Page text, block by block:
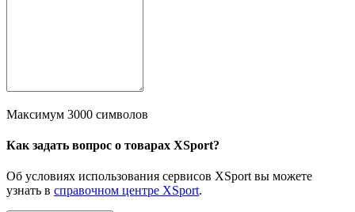
Максимум 3000 символов
Как задать вопрос о товарах XSport?
Об условиях использования сервисов XSport вы можете
узнать в справочном центре XSport.